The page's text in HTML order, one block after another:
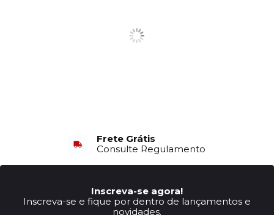
Frete Grátis
Consulte Regulamento
Inscreva-se agora!
Inscreva-se e fique por dentro de lançamentos e
novidades.